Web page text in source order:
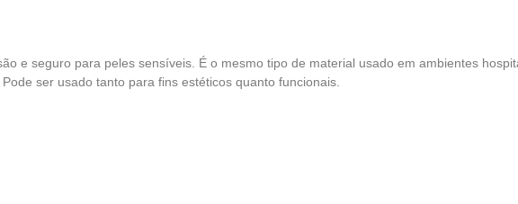
e seguro para peles sensíveis. É o mesmo tipo de material usado em ambientes
ser usado tanto para fins estéticos quanto funcionais.